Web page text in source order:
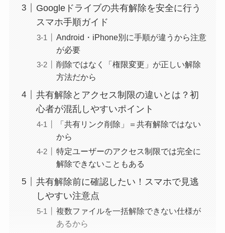
Googleドライブの共有解除を安全に行う
スマホ手順ガイド
Android・iPhone別に手順が違うから注意
が必要
削除ではなく「権限変更」が正しい解除
方法だから
共有解除とアクセス制限の違いとは？初
心者が混乱しやすいポイント
「共有リンク削除」＝共有解除ではない
から
特定ユーザーのアクセス制限では完全に
解除できないこともある
共有解除前に確認したい！スマホで見逃
しやすい注意点
複数ファイルを一括解除できない仕様が
あるから